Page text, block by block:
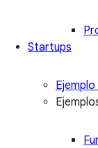
Startups